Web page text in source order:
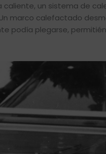
un sistema de
marco calefactado
podía plegarse,